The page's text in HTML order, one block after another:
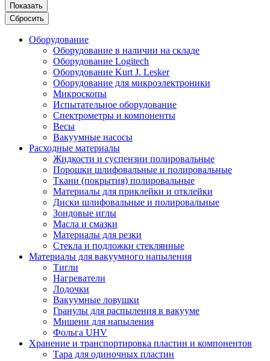
Показать
Сбросить
Оборудование
Оборудование в наличии на складе
Оборудование Logitech
Оборудование Kurt J. Lesker
Оборудование для микроэлектроники
Микроскопы
Испытательное оборудование
Спектрометры и компоненты
Весы
Вакуумные насосы
Расходные материалы
Жидкости и суспензии полировальные
Порошки шлифовальные и полировальные
Ткани (покрытия) полировальные
Материалы для приклейки и отклейки
Диски шлифовальные и полировальные
Зондовые иглы
Масла и смазки
Материалы для резки
Стекла и подложки стеклянные
Материалы для вакуумного напыления
Тигли
Нагреватели
Лодочки
Вакуумные ловушки
Гранулы для распыления в вакууме
Мишени для напыления
Фольга UHV
Хранение и транспортировка пластин и компонентов
Тара для одиночных пластин